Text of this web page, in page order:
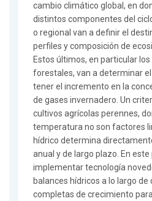
cambio climático global, en
distintos componentes del
o regional van a definir el
perfiles y composición de
Estos últimos, en particular
forestales, van a determinar
tener el incremento en la
de gases invernadero. Un
cultivos agrícolas perennes,
temperatura no son factores
hídrico determina
anual y de largo plazo. En
implementar tecnología
balances hídricos a lo largo
completas de crecimiento